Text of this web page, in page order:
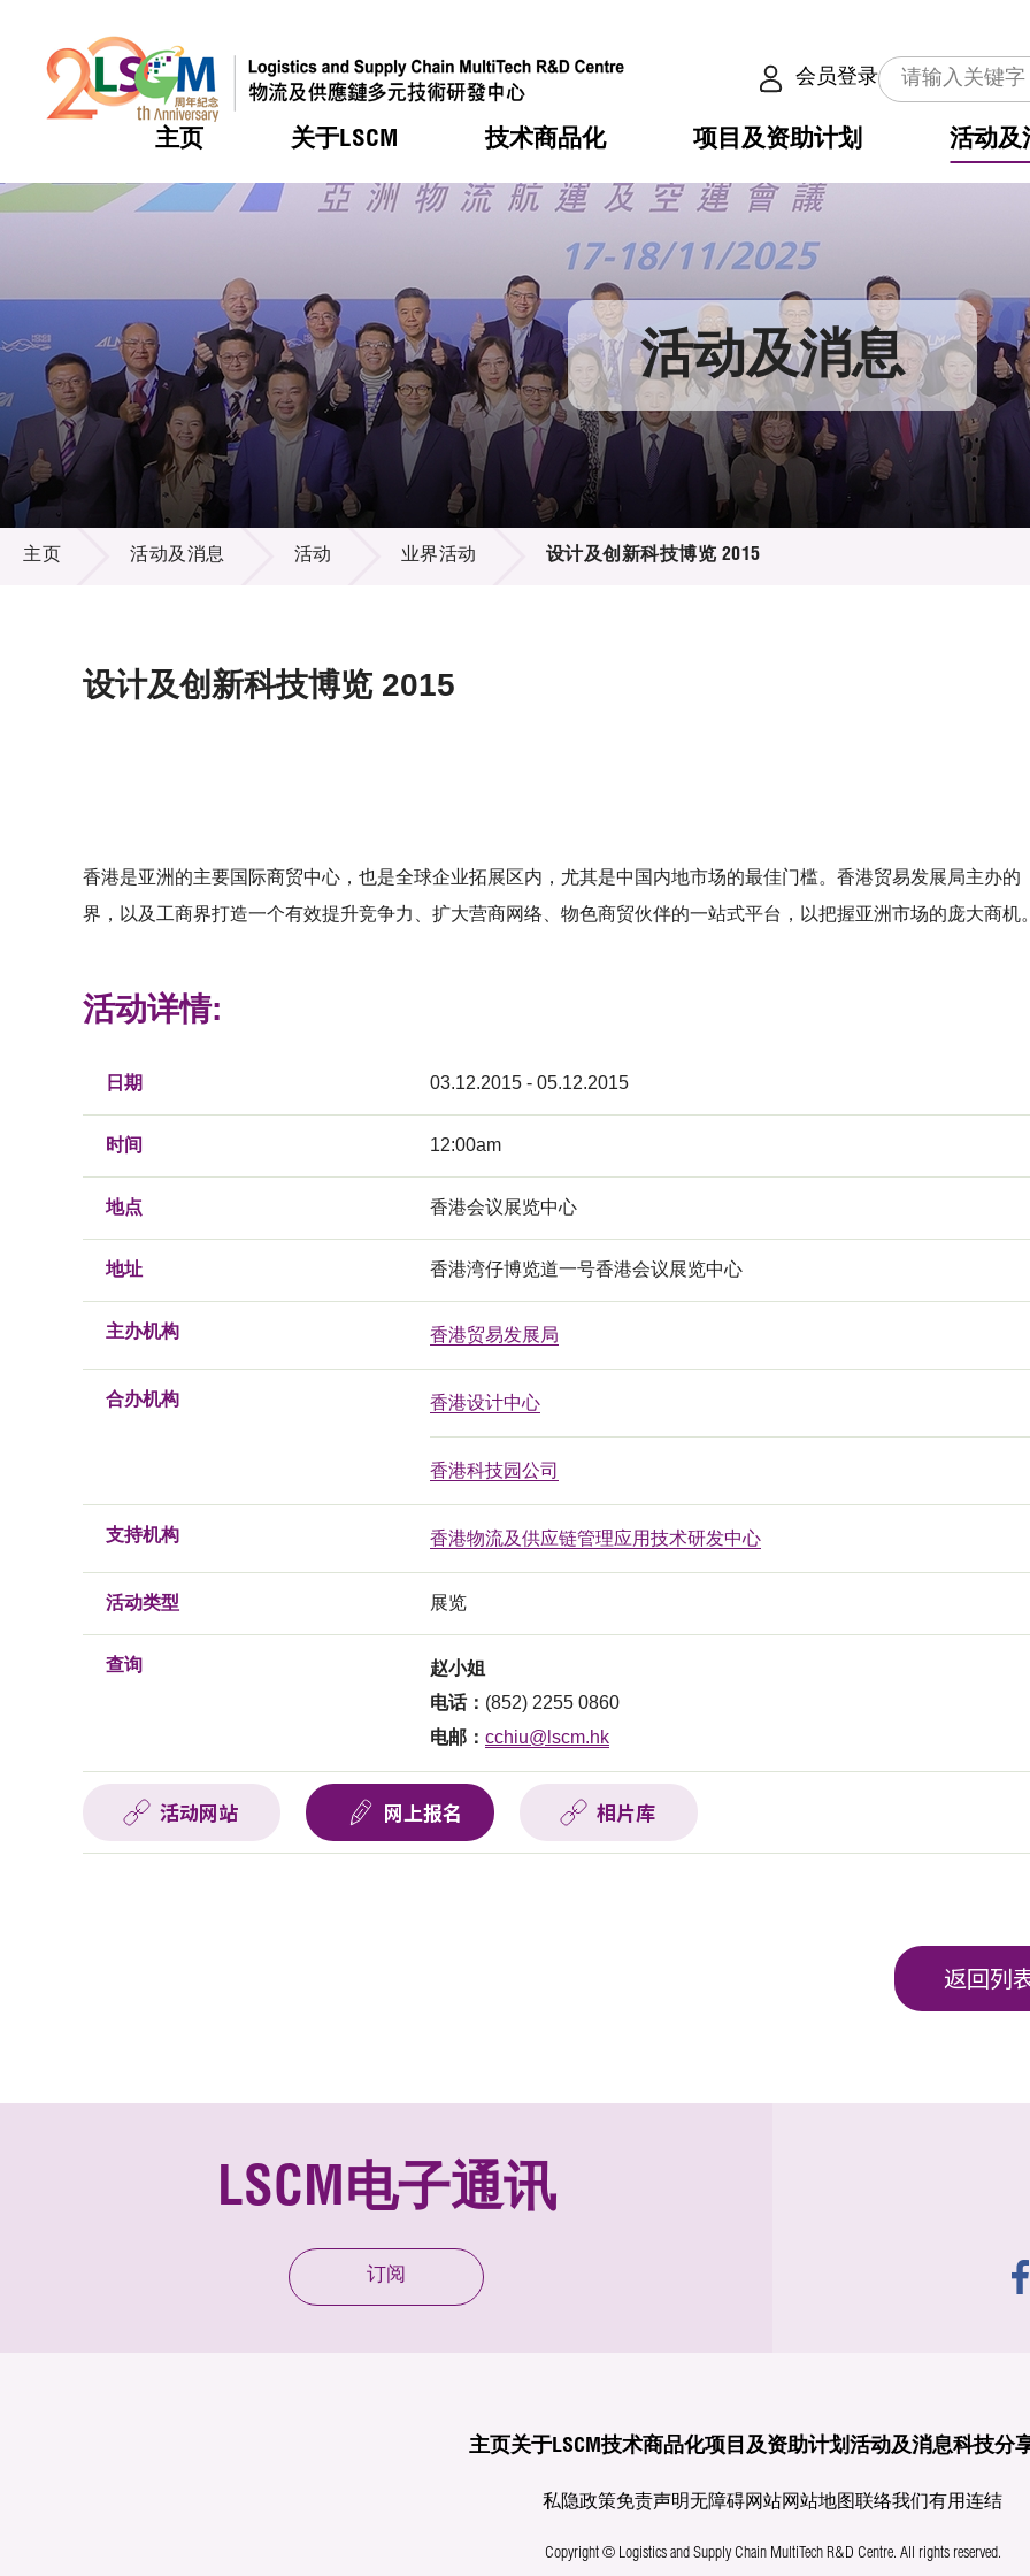
会员登录
主页 关于LSCM
热门 机构简介
组织架构
组织架构
董事局
研究顾问
招标通告
供应商登记
技术商品化
热门 服务
可获授权之技术
应用于公共服务之创新技术
重点项目
项目及资助计划
热门 合作计划
资助计划
资助计划
税务优惠
申请
评审
征求研发项目计划书
项目资料库
活动及
热门 活动
奖项
新闻中心
媒体报导
新闻稿
资讯中心
多媒体
出版刊物
热门 会籍及服务
会员列表
会员登入 活动及消息
活动及消息
主页 活动及消息 活动 业界活动 设计及创新科技博览 2015
设计及创新科技博览 2015
香港是亚洲的主要国际商贸中心，也是全球企业拓展区内，尤其是中国内地市场的最佳门槛。香港贸易发展局主办
界，以及工商界打造一个有效提升竞争力、扩大营商网络、物色商贸伙伴的一站式平台，以把握亚洲市场的庞大商机。
活动详情:
日期 03.12.2015 - 05.12.2015
时间 12:00am
地点 香港会议展览中心
地址 香港湾仔博览道一号香港会议展览中心
主办机构 香港贸易发展局
合办机构 香港设计中心
香港科技园公司
支持机构 香港物流及供应链管理应用技术研发中心
活动类型 展览
查询
赵小姐
电话： (852) 2255 0860
电邮： cchiu@lscm.hk
活动网站 网上报名 相片库
返回列
LSCM电子通讯
订阅
主页关于LSCM技术商品化项目及资助计划活动及消息科技分
私隐政策免责声明无障碍网站网站地图联络我们有用连结
Copyright © Logistics and Supply Chain MultiTech R&D Centre. All rights reserved.